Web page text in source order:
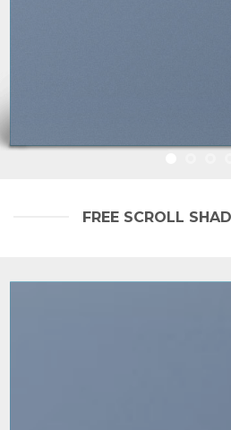
FREE SCROLL